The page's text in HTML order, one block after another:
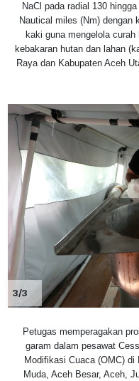
NaCl pada radial 130
Nautical miles (Nm) dengan
kaki guna mengelola
kebakaran hutan dan lahan
Raya dan Kabupaten Aceh
3/3
Petugas memperagakan
garam dalam pesawat
Modifikasi Cuaca (OMC)
Muda, Aceh Besar, Aceh,